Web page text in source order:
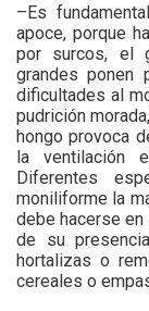
–Es
apoce, porque
por surcos, el
grandes ponen
dificultades al
pudrición
hongo provoca
la ventilación
Diferentes
moniliforme la
debe hacerse
de su
hortalizas o
cereales o